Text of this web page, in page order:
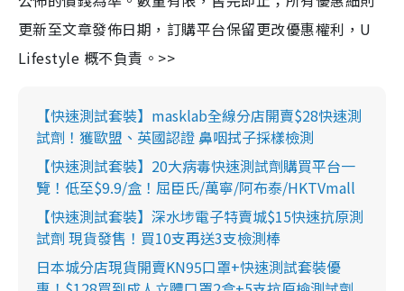
更新至文章發佈日期，訂購平台保留更改優惠權利，U
Lifestyle 概不負責。>>
【快速測試套裝】masklab全線分店開賣$28快速測
試劑！獲歐盟、英國認證 鼻咽拭子採樣檢測
【快速測試套裝】20大病毒快速測試劑購買平台一
覽！低至$9.9/盒！屈臣氏/萬寧/阿布泰/HKTVmall
【快速測試套裝】深水埗電子特賣城$15快速抗原測
試劑 現貨發售！買10支再送3支檢測棒
日本城分店現貨開賣KN95口罩+快速測試套裝優